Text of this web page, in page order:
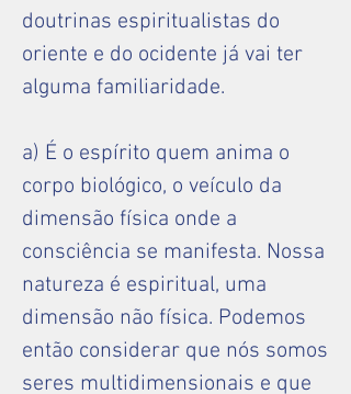
doutrinas espiritualistas do
oriente e do ocidente já vai ter
alguma familiaridade.
a) É o espírito quem anima o
corpo biológico, o veículo da
dimensão física onde a
consciência se manifesta. Nossa
natureza é espiritual, uma
dimensão não física. Podemos
então considerar que nós somos
seres multidimensionais e que